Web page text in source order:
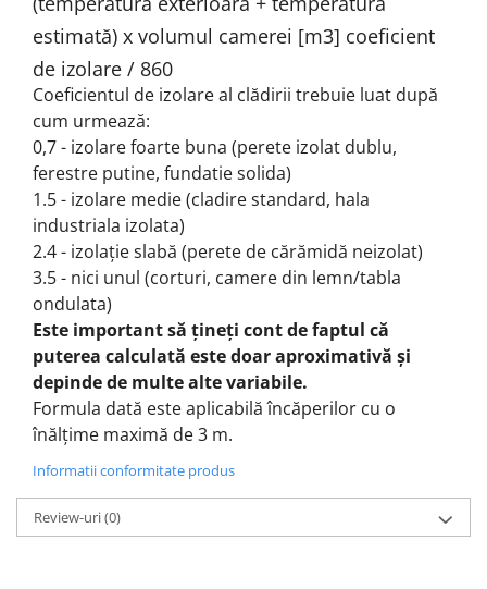
estimată) x volumul camerei [m3] coeficient
de izolare / 860
Coeficientul de izolare al clădirii trebuie luat după
cum urmează:
0,7 - izolare foarte buna (perete izolat dublu,
ferestre putine, fundatie solida)
1.5 - izolare medie (cladire standard, hala
industriala izolata)
2.4 - izolație slabă (perete de cărămidă neizolat)
3.5 - nici unul (corturi, camere din lemn/tabla
ondulata)
Este important să țineți cont de faptul că
puterea calculată este doar aproximativă și
depinde de multe alte variabile.
Formula dată este aplicabilă încăperilor cu o
înălțime maximă de 3 m.
Informatii conformitate produs
Review-uri(0)